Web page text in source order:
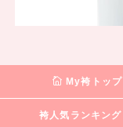
My袴トップ
袴人気ランキング